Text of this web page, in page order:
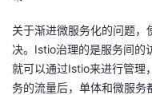
关于渐进微服务化的问题
决。Istio治理的是服务间的
就可以通过Istio来进行管理
务的流量后，单体和微服务